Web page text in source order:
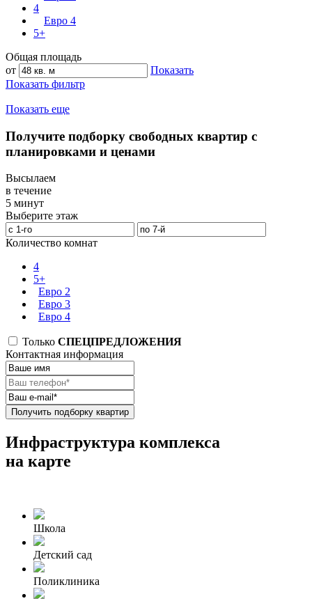
4
Евро 4
5+
Общая площадь
от
Показать
Показать фильтр
Показать еще
Получите подборку свободных квартир с
планировками и ценами
Высылаем
в течение
5 минут
Выберите этаж
Количество комнат
4
5+
Евро 2
Евро 3
Евро 4
Только СПЕЦПРЕДЛОЖЕНИЯ
Контактная информация
Получить подборку квартир
Инфраструктура комплекса
на карте
Школа
Детский сад
Поликлиника